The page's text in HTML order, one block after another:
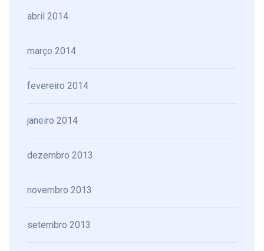
abril 2014
março 2014
fevereiro 2014
janeiro 2014
dezembro 2013
novembro 2013
setembro 2013